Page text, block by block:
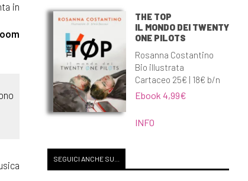
in
THE TOP
IL MONDO DEI TWENTY
ONE PILOTS
Rosanna Costantino
Bio illustrata
Cartaceo 25€ | 18€ b/n
Ebook 4,99€
INFO
SEGUICI ANCHE SU...